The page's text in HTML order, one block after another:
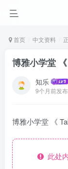
首页 中文资料
博雅小学堂
知乐
9个月前发布
博雅小学堂 《
此处